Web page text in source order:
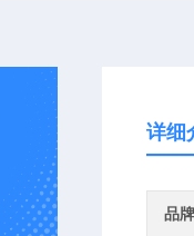
详细
品牌